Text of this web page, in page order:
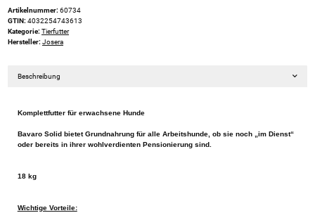
Artikelnummer: 60734
GTIN: 4032254743613
Kategorie: Tierfutter
Hersteller: Josera
Beschreibung
Komplettfutter für erwachsene Hunde
Bavaro Solid bietet Grundnahrung für alle Arbeitshunde, ob sie noch „im Dienst“
oder bereits in ihrer wohlverdienten Pensionierung sind.
18 kg
Wichtige Vorteile: